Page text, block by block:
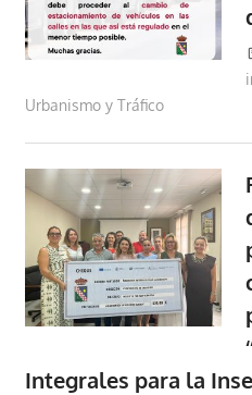
Urbanismo y Tráfico
Integrales para la